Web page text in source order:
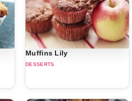
Muffins Lily
DESSERTS